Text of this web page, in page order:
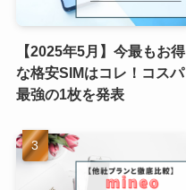
【2025年5月】今最もお得
な格安SIMはコレ！コスパ
最強の1枚を発表